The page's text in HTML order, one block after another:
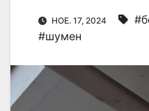
НОЕ. 17, 2024
#шумен